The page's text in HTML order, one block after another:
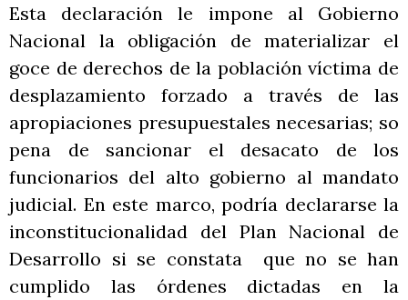
Esta declaración le impone al Gobierno
Nacional la obligación de materializar el
goce de derechos de la población víctima de
desplazamiento forzado a través de las
apropiaciones presupuestales necesarias; so
pena de sancionar el desacato de los
funcionarios del alto gobierno al mandato
judicial. En este marco, podría declararse la
inconstitucionalidad del Plan Nacional de
Desarrollo si se constata que no se han
cumplido las órdenes dictadas en la